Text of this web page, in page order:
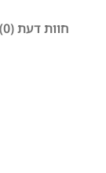
חוות דעת (0)